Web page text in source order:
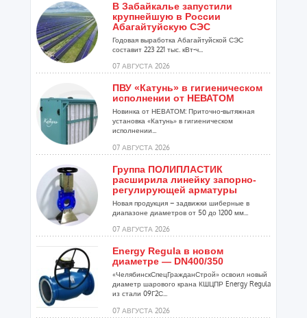
В Забайкалье запустили
крупнейшую в России
Абагайтуйскую СЭС
Годовая выработка Абагайтуйской СЭС
составит 223 221 тыс. кВт-ч...
07 АВГУСТА 2026
ПВУ «Катунь» в гигиеническом
исполнении от НЕВАТОМ
Новинка от НЕВАТОМ: Приточно-вытяжная
установка «Катунь» в гигиеническом
исполнении...
07 АВГУСТА 2026
Группа ПОЛИПЛАСТИК
расширила линейку запорно-
регулирующей арматуры
Новая продукция – задвижки шиберные в
диапазоне диаметров от 50 до 1200 мм...
07 АВГУСТА 2026
Energy Regula в новом
диаметре — DN400/350
«ЧелябинскСпецГражданСтрой» освоил новый
диаметр шарового крана КШЦПР Energy Regula
из стали 09Г2С...
07 АВГУСТА 2026